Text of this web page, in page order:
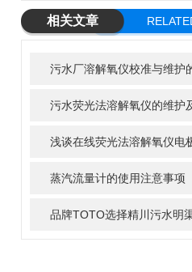
相关文章
蒸汽流量计的使用注意事项